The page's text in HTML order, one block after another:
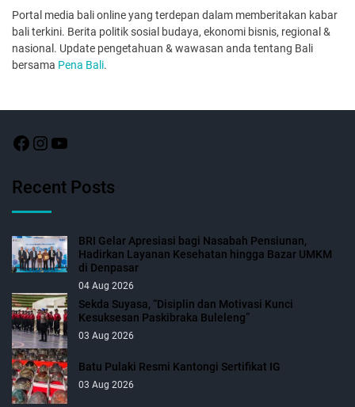
Portal media bali online yang terdepan dalam memberitakan kabar
bali terkini. Berita politik sosial budaya, ekonomi bisnis, regional &
nasional. Update pengetahuan & wawasan anda tentang Bali
bersama Pena Bali.
Recent Posts
BRI Gelar Apresiasi bagi Nasabah Pensiunan,
Hadirkan Layanan Kesehatan hingga Bazar UMKM
di Denpasar
04 Aug 2026
Sekda Suyasa, “Disiplin dan Motivasi Kunci
Kesuksesan Paskibraka Buleleng”
03 Aug 2026
Batu Pulaki Resmi Kantongi Sertifikat IG
03 Aug 2026